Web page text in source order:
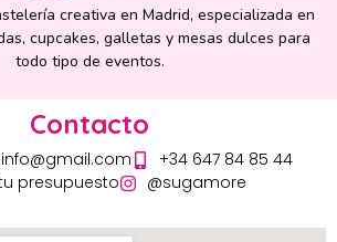
creativa en Madrid, especializada en
cupcakes, galletas y mesas dulces para
todo tipo de eventos.
Contacto
+34 647 84 85 44
presupuesto
@sugamore